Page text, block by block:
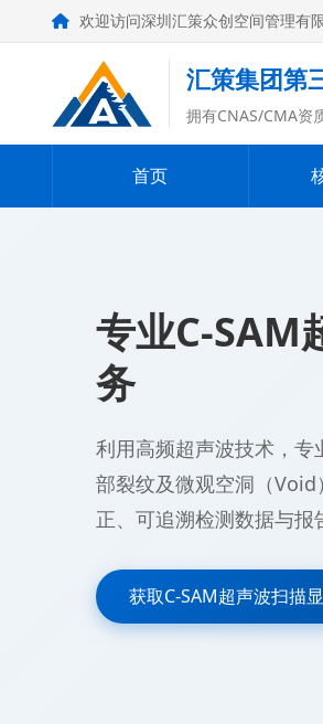
欢迎访问深圳汇策众创空间管理有
汇策集团第
拥有CNAS/CMA资
首页
专业C-SAM
务
利用高频超声波技术，
部裂纹及微观空洞（
正、可追溯检测数据与报
获取C-SAM超声波扫描